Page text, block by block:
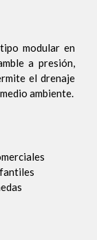
modular en
a presión,
el drenaje
ambiente.